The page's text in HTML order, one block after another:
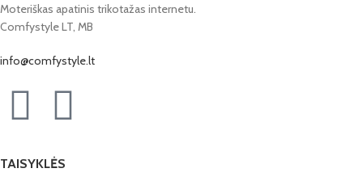
Moteriškas apatinis trikotažas internetu.
Comfystyle LT, MB
info@comfystyle.lt
TAISYKLĖS